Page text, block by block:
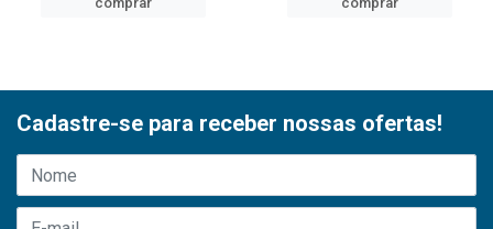
Cadastre-se para receber nossas ofertas!